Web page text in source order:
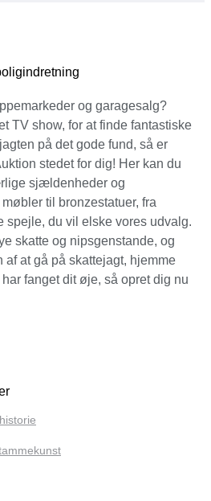
og garagesalg?
TV show, for at finde fantastiske
på det gode fund, så er
stedet for dig! Her kan du
sjældenheder og
til bronzestatuer, fra
spejle, du vil elske vores udvalg.
skatte og nipsgenstande, og
af at gå på skattejagt, hjemme
fanget dit øje, så opret dig nu